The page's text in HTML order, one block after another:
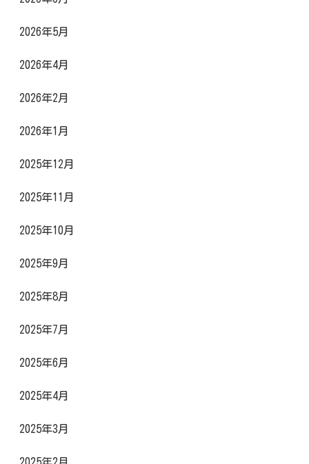
2026年5月
2026年4月
2026年2月
2026年1月
2025年12月
2025年11月
2025年10月
2025年9月
2025年8月
2025年7月
2025年6月
2025年4月
2025年3月